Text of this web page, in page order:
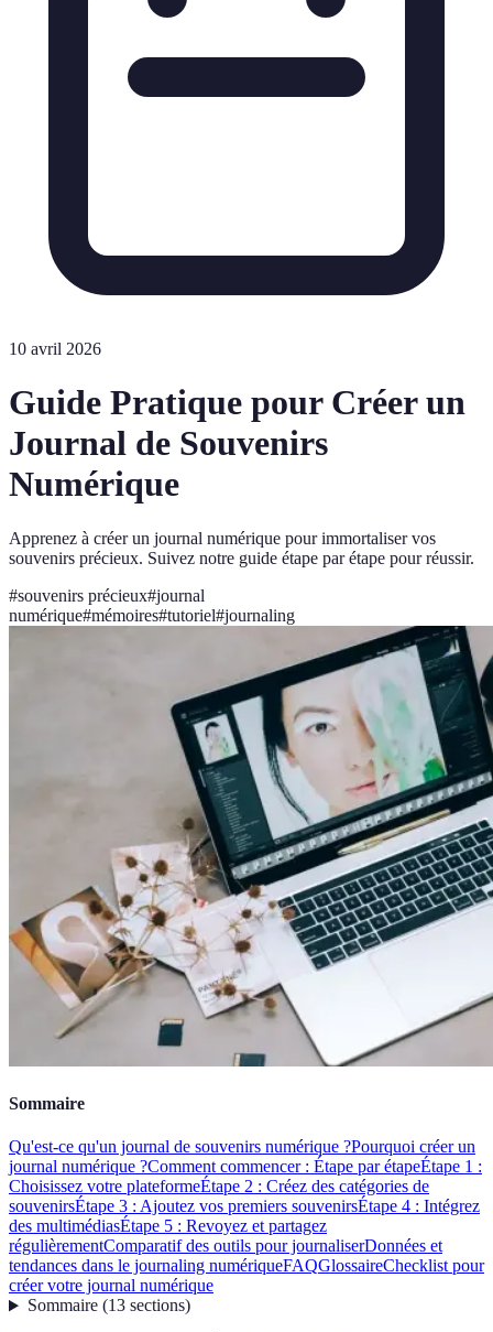
10 avril 2026
Guide Pratique pour Créer un
Journal de Souvenirs
Numérique
Apprenez à créer un journal numérique pour immortaliser vos
souvenirs précieux. Suivez notre guide étape par étape pour réussir.
#souvenirs précieux#journal
numérique#mémoires#tutoriel#journaling
Sommaire
Qu'est-ce qu'un journal de souvenirs numérique ?Pourquoi créer un
journal numérique ?Comment commencer : Étape par étapeÉtape 1 :
Choisissez votre plateformeÉtape 2 : Créez des catégories de
souvenirsÉtape 3 : Ajoutez vos premiers souvenirsÉtape 4 : Intégrez
des multimédiasÉtape 5 : Revoyez et partagez
régulièrementComparatif des outils pour journaliserDonnées et
tendances dans le journaling numériqueFAQGlossaireChecklist pour
créer votre journal numérique
Sommaire(13 sections)